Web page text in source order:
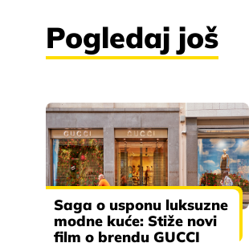
Pogledaj još
Saga o usponu luksuzne
modne kuće: Stiže novi
film o brendu GUCCI